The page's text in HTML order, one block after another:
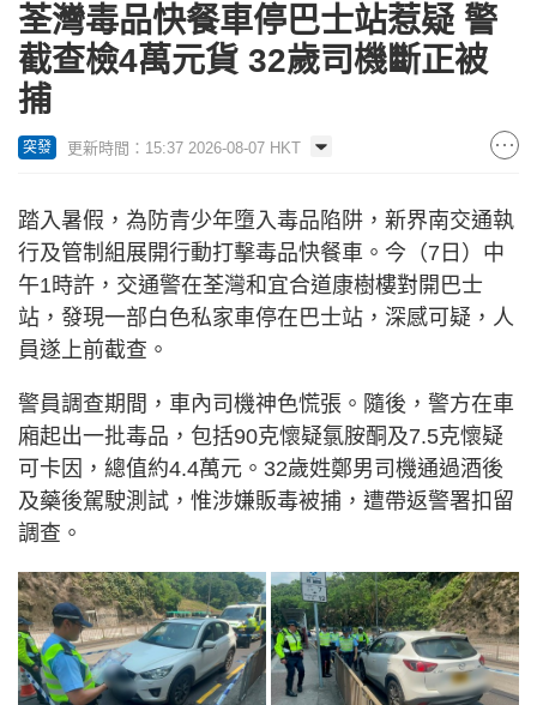
荃灣毒品快餐車停巴士站惹疑 警
截查檢4萬元貨 32歲司機斷正被
捕
突發 更新時間：15:37 2026-08-07 HKT
踏入暑假，為防青少年墮入毒品陷阱，新界南交通執
行及管制組展開行動打擊毒品快餐車。今（7日）中
午1時許，交通警在荃灣和宜合道康樹樓對開巴士
站，發現一部白色私家車停在巴士站，深感可疑，人
員遂上前截查。
警員調查期間，車內司機神色慌張。隨後，警方在車
廂起出一批毒品，包括90克懷疑氯胺酮及7.5克懷疑
可卡因，總值約4.4萬元。32歲姓鄭男司機通過酒後
及藥後駕駛測試，惟涉嫌販毒被捕，遭帶返警署扣留
調查。